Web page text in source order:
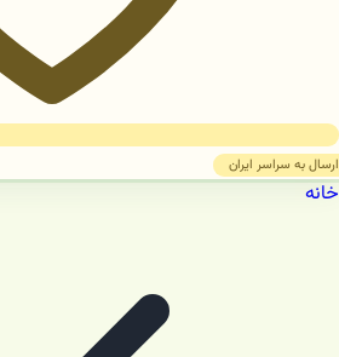
ارسال به سراسر ایران
خانه